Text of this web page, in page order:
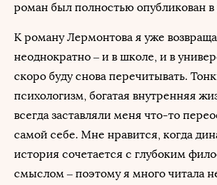
роман был полностью опубликован в
К роману Лермонтова я уже
неоднократно – и в школе, и в
скоро буду снова перечитывать.
психологизм, богатая внутренняя
всегда заставляли меня что-то
самой себе. Мне нравится, когда
история сочетается с глубоким
смыслом – поэтому я много читала